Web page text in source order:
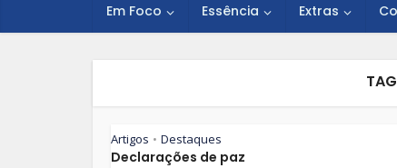
Em Foco Essência Extras
Artigos • Destaques
Declarações de paz